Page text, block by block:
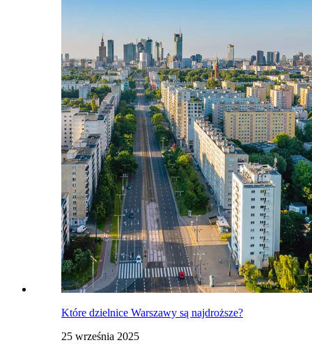
Które dzielnice Warszawy są najdroższe?
25 września 2025